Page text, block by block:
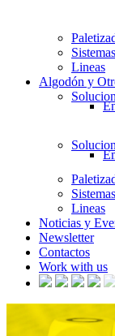
Lineas
Algodón y
Lineas
Noticias y
Newsletter
Contactos
Work with us